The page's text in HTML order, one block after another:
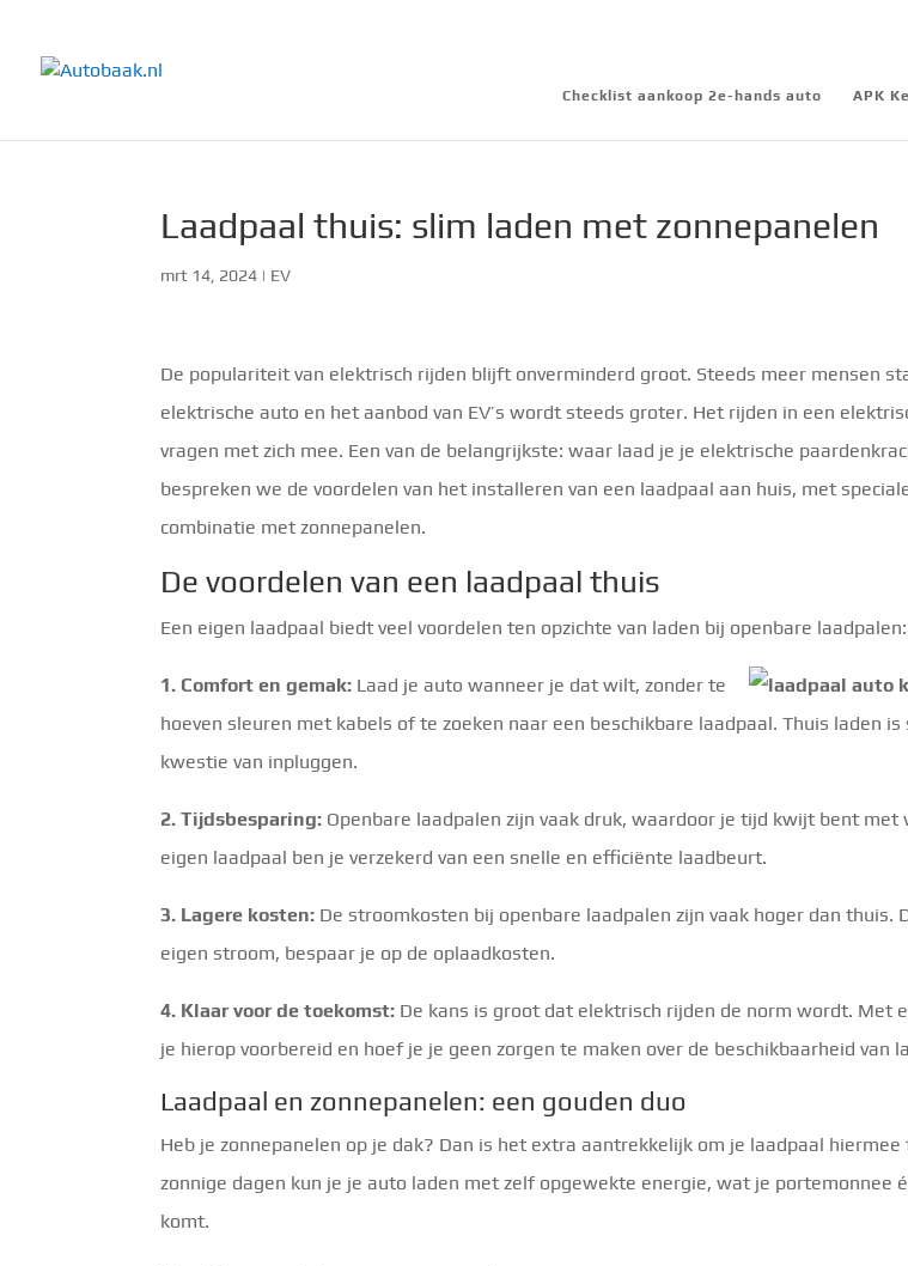
Checklist aankoop 2e-hands auto APK
Laadpaal thuis: slim laden met zonnepanelen
mrt 14, 2024 | EV
De populariteit van elektrisch rijden blijft onverminderd groot. Steeds meer mensen
elektrische auto en het aanbod van EV’s wordt steeds groter. Het rijden in een
vragen met zich mee. Een van de belangrijkste: waar laad je je elektrische
bespreken we de voordelen van het installeren van een laadpaal aan huis, met
combinatie met zonnepanelen.
De voordelen van een laadpaal thuis
Een eigen laadpaal biedt veel voordelen ten opzichte van laden bij openbare laadpalen:
1. Comfort en gemak: Laad je auto wanneer je dat wilt, zonder te
hoeven sleuren met kabels of te zoeken naar een beschikbare laadpaal. Thuis laden
kwestie van inpluggen.
2. Tijdsbesparing: Openbare laadpalen zijn vaak druk, waardoor je tijd kwijt bent met
eigen laadpaal ben je verzekerd van een snelle en efficiënte laadbeurt.
3. Lagere kosten: De stroomkosten bij openbare laadpalen zijn vaak hoger dan thuis.
eigen stroom, bespaar je op de oplaadkosten.
4. Klaar voor de toekomst: De kans is groot dat elektrisch rijden de norm wordt. Met
je hierop voorbereid en hoef je je geen zorgen te maken over de beschikbaarheid van
Laadpaal en zonnepanelen: een gouden duo
Heb je zonnepanelen op je dak? Dan is het extra aantrekkelijk om je laadpaal hiermee
zonnige dagen kun je je auto laden met zelf opgewekte energie, wat je portemonnee
komt.